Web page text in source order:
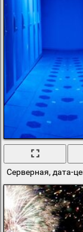
Серверная, дата-